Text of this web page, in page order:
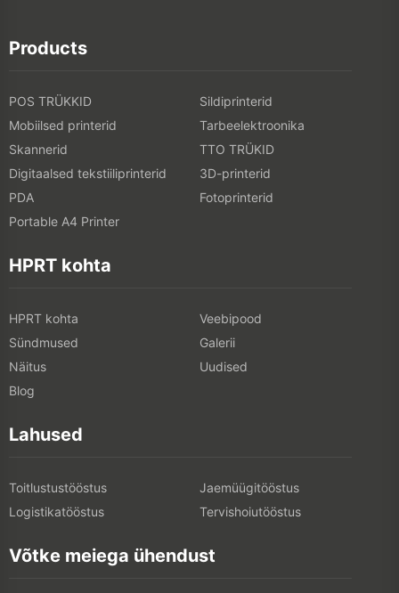
Products
POS TRÜKKID
Sildiprinterid
Mobiilsed printerid
Tarbeelektroonika
Skannerid
TTO TRÜKID
Digitaalsed tekstiiliprinterid
3D-printerid
PDA
Fotoprinterid
Portable A4 Printer
HPRT kohta
HPRT kohta
Veebipood
Sündmused
Galerii
Näitus
Uudised
Blog
Lahused
Toitlustustööstus
Jaemüügitööstus
Logistikatööstus
Tervishoiutööstus
Võtke meiega ühendust